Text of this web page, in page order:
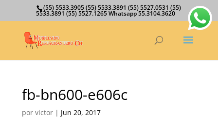
(55) 5533.3905 (55) 5533.3891 (55) 5527.0531 (55)
5533.3891 (55) 5527.1265 Whatsapp 55.3104.3620
fb-bn600-e606c
por victor| Jun 20, 2017